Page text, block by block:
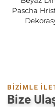
Pascha
BİZİMLE
Bize